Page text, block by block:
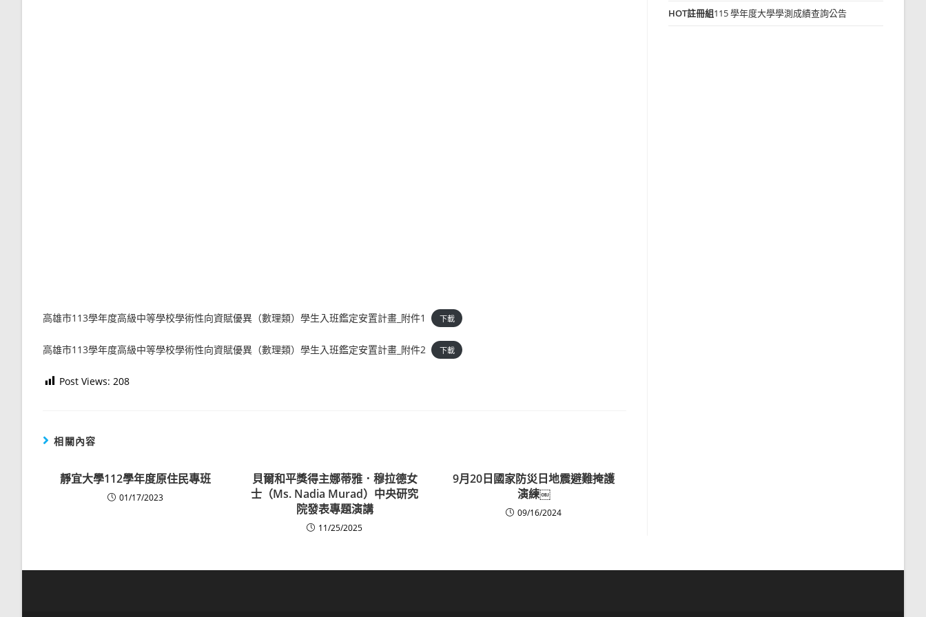
高雄市113學年度高級中等學校學術性向資賦優異（數理類）學生入班鑑定安置計畫_附件1 下載
高雄市113學年度高級中等學校學術性向資賦優異（數理類）學生入班鑑定安置計畫_附件2 下載
Post Views: 208
相關內容
靜宜大學112學年度原住民專班
01/17/2023
貝爾和平獎得主娜蒂雅．穆拉德女
士（Ms. Nadia Murad）中央研究
院發表專題演講
11/25/2025
9月20日國家防災日地震避難掩護
演練￼
09/16/2024
HOT註冊組115 學年度大學學測成績查詢公告